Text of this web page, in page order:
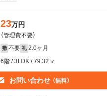
23万円
（管理費不要）
敷 不要 礼 2.0ヶ月
6階 / 3LDK / 79.32㎡
お問い合わせ （無料）